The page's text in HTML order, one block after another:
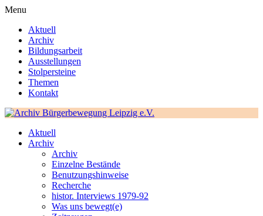
Menu
Aktuell
Archiv
Bildungsarbeit
Ausstellungen
Stolpersteine
Themen
Kontakt
Aktuell
Archiv
Archiv
Einzelne Bestände
Benutzungshinweise
Recherche
histor. Interviews 1979-92
Was uns bewegt(e)